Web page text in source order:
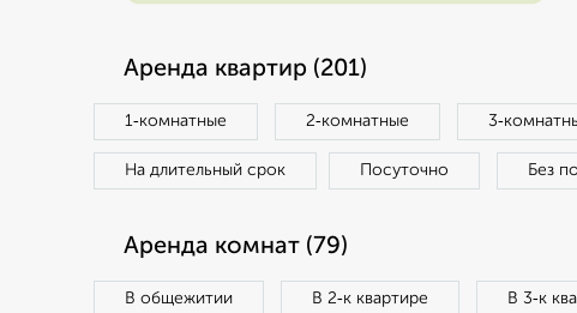
Аренда квартир (201)
1‑комнатные 2‑комнатные
На длительный срок Посуточно Без
Аренда комнат (79)
В общежитии В 2‑к квартире В 3‑к